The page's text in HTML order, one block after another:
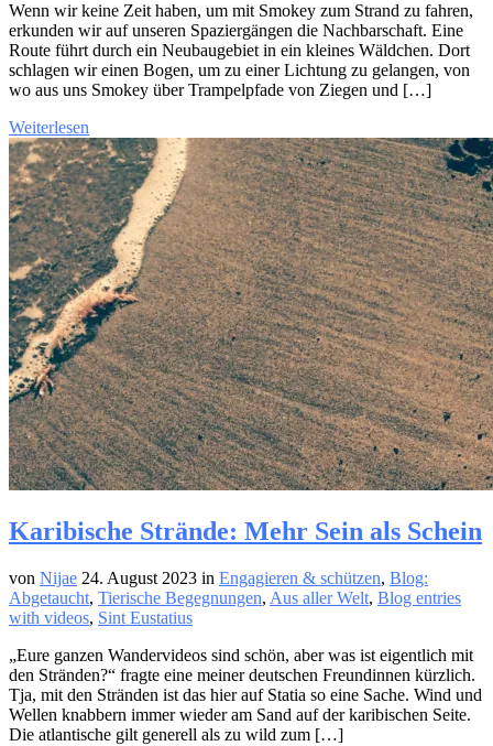
Wenn wir keine Zeit haben, um mit Smokey zum Strand zu fahren,
erkunden wir auf unseren Spaziergängen die Nachbarschaft. Eine
Route führt durch ein Neubaugebiet in ein kleines Wäldchen. Dort
schlagen wir einen Bogen, um zu einer Lichtung zu gelangen, von
wo aus uns Smokey über Trampelpfade von Ziegen und […]
Weiterlesen
Karibische Strände: Mehr Sein als Schein
von Nijae 24. August 2023 in Engagieren & schützen, Blog:
Abgetaucht, Tierische Begegnungen, Aus aller Welt, Blog entries
with videos, Sint Eustatius
„Eure ganzen Wandervideos sind schön, aber was ist eigentlich mit
den Stränden?“ fragte eine meiner deutschen Freundinnen kürzlich.
Tja, mit den Stränden ist das hier auf Statia so eine Sache. Wind und
Wellen knabbern immer wieder am Sand auf der karibischen Seite.
Die atlantische gilt generell als zu wild zum […]